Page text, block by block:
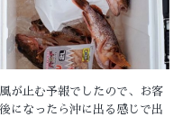
が止む予報でしたので、お客
になったら沖に出る感じで出